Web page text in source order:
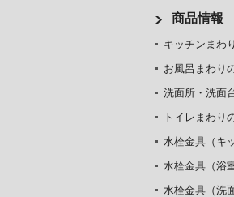
商品情報
キッチンまわ
お風呂まわり
洗面所・洗面
トイレまわり
水栓金具（キ
水栓金具（浴室
水栓金具（洗